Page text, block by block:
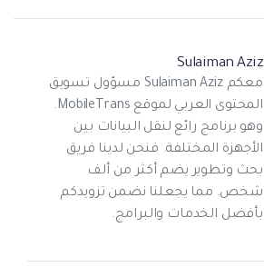
Sulaiman Aziz
معكم Sulaiman Aziz مسؤول تسويق
المحتوى العربي لموقع MobileTrans.
وهو برنامج رائع لنقل البيانات بين
الأجهزة المختلفة. فنحن لدينا فريق
بحث وتطوير يضم أكثر من ألف
شخص. مما يجعلنا نضمن تزويدكم
بأفضل الخدمات والبرامج.